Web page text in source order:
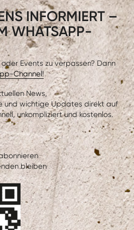
INFORMIERT –
WHATSAPP-
Events zu verpassen? Dann
Channel!
News,
und wichtige Updates direkt auf
unkompliziert und kostenlos.
bleiben